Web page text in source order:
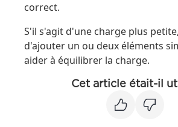
correct.
S'il s'agit d'une charge plus
d'ajouter un ou deux éléments
aider à équilibrer la charge.
Cet article était-il